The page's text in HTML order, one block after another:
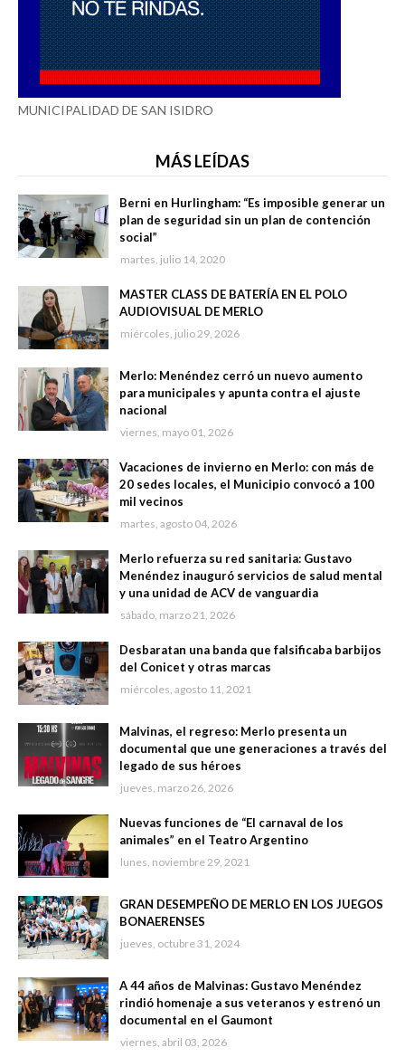
MUNICIPALIDAD DE SAN ISIDRO
MÁS LEÍDAS
Berni en Hurlingham: “Es imposible generar un
plan de seguridad sin un plan de contención
social”
martes, julio 14, 2020
MASTER CLASS DE BATERÍA EN EL POLO
AUDIOVISUAL DE MERLO
miércoles, julio 29, 2026
Merlo: Menéndez cerró un nuevo aumento
para municipales y apunta contra el ajuste
nacional
viernes, mayo 01, 2026
Vacaciones de invierno en Merlo: con más de
20 sedes locales, el Municipio convocó a 100
mil vecinos
martes, agosto 04, 2026
Merlo refuerza su red sanitaria: Gustavo
Menéndez inauguró servicios de salud mental
y una unidad de ACV de vanguardia
sábado, marzo 21, 2026
Desbaratan una banda que falsificaba barbijos
del Conicet y otras marcas
miércoles, agosto 11, 2021
Malvinas, el regreso: Merlo presenta un
documental que une generaciones a través del
legado de sus héroes
jueves, marzo 26, 2026
Nuevas funciones de “El carnaval de los
animales” en el Teatro Argentino
lunes, noviembre 29, 2021
GRAN DESEMPEÑO DE MERLO EN LOS JUEGOS
BONAERENSES
jueves, octubre 31, 2024
A 44 años de Malvinas: Gustavo Menéndez
rindió homenaje a sus veteranos y estrenó un
documental en el Gaumont
viernes, abril 03, 2026